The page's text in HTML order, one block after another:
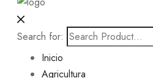
Search for:
Inicio
Agricultura